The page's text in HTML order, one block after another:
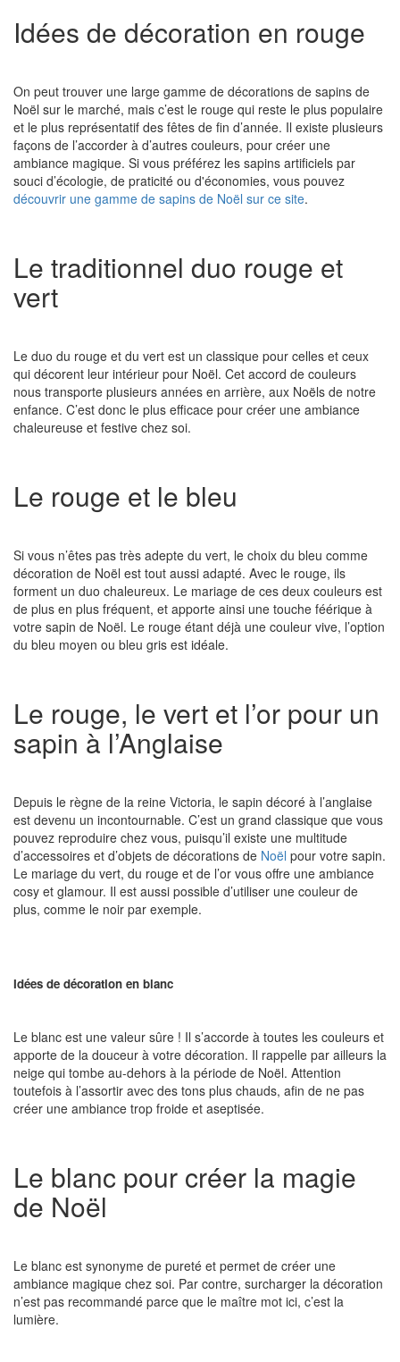
Idées de décoration en rouge
On peut trouver une large gamme de décorations de sapins de
Noël sur le marché, mais c’est le rouge qui reste le plus populaire
et le plus représentatif des fêtes de fin d’année. Il existe plusieurs
façons de l’accorder à d’autres couleurs, pour créer une
ambiance magique. Si vous préférez les sapins artificiels par
souci d’écologie, de praticité ou d'économies, vous pouvez
découvrir une gamme de sapins de Noël sur ce site.
Le traditionnel duo rouge et
vert
Le duo du rouge et du vert est un classique pour celles et ceux
qui décorent leur intérieur pour Noël. Cet accord de couleurs
nous transporte plusieurs années en arrière, aux Noëls de notre
enfance. C’est donc le plus efficace pour créer une ambiance
chaleureuse et festive chez soi.
Le rouge et le bleu
Si vous n’êtes pas très adepte du vert, le choix du bleu comme
décoration de Noël est tout aussi adapté. Avec le rouge, ils
forment un duo chaleureux. Le mariage de ces deux couleurs est
de plus en plus fréquent, et apporte ainsi une touche féérique à
votre sapin de Noël. Le rouge étant déjà une couleur vive, l’option
du bleu moyen ou bleu gris est idéale.
Le rouge, le vert et l’or pour un
sapin à l’Anglaise
Depuis le règne de la reine Victoria, le sapin décoré à l’anglaise
est devenu un incontournable. C’est un grand classique que vous
pouvez reproduire chez vous, puisqu’il existe une multitude
d’accessoires et d’objets de décorations de Noël pour votre sapin.
Le mariage du vert, du rouge et de l’or vous offre une ambiance
cosy et glamour. Il est aussi possible d’utiliser une couleur de
plus, comme le noir par exemple.
Idées de décoration en blanc
Le blanc est une valeur sûre ! Il s’accorde à toutes les couleurs et
apporte de la douceur à votre décoration. Il rappelle par ailleurs la
neige qui tombe au-dehors à la période de Noël. Attention
toutefois à l’assortir avec des tons plus chauds, afin de ne pas
créer une ambiance trop froide et aseptisée.
Le blanc pour créer la magie
de Noël
Le blanc est synonyme de pureté et permet de créer une
ambiance magique chez soi. Par contre, surcharger la décoration
n’est pas recommandé parce que le maître mot ici, c’est la
lumière.